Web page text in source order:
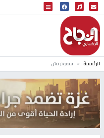
البث المباشر
إذاعة النجاح
الرئيسية سموترتش